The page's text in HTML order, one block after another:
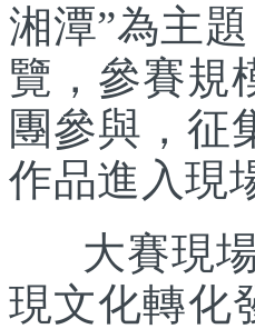
湘潭”為主
覽，參賽規
團參與，征
作品進入現
大賽現場
現文化轉化